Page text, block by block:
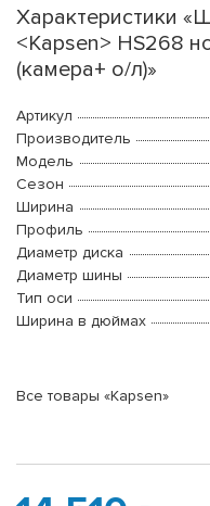
Характеристики
<Kapsen> HS268
(камера+ о/л)»
Артикул
Производитель
Модель
Сезон
Ширина
Профиль
Диаметр диска
Диаметр шины
Тип оси
Ширина в дюймах
Все товары «Kapsen»